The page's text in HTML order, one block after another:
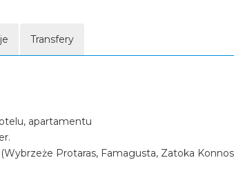
Transfery
apartamentu
Protaras, Famagusta, Zatoka